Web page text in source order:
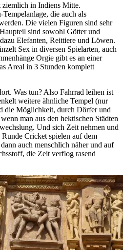
ziemlich in Indiens Mitte.
die auch als
Die vielen Figuren sind sehr
sind sowohl Götter und
Elefanten, Reittiere und Löwen.
Sex in diversen Spielarten, auch
Orgie gibt es an einer
Areal in 3 Stunden komplett
Was tun? Also Fahrrad leihen ist
weitere ähnliche Tempel (nur
die Möglichkeit, durch Dörfer und
man aus den hektischen Städten
Und sich Zeit nehmen und
Cricket spielen auf dem
auch menschlich näher und auf
die Zeit verflog rasend